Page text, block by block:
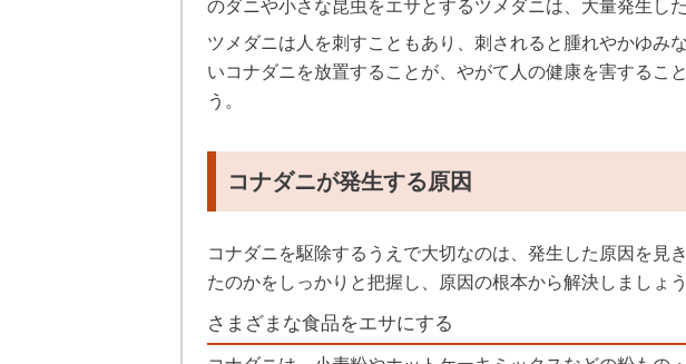
のダニや小さな昆虫をエサとするツメダニは、大量発生し
ツメダニは人を刺すこともあり、刺されると腫れやかゆみ
いコナダニを放置することが、やがて人の健康を害するこ
う。
コナダニが発生する原因
コナダニを駆除するうえで大切なのは、発生した原因を見
たのかをしっかりと把握し、原因の根本から解決しましょう
さまざまな食品をエサにする